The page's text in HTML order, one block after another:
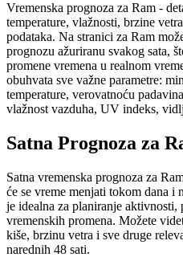
Vremenska prognoza za Ram -
temperature, vlažnosti, brzine
podataka. Na stranici za Ram
prognozu ažuriranu svakog sata,
promene vremena u realnom
obuhvata sve važne parametre:
temperature, verovatnoću
vlažnost vazduha, UV indeks,
Satna Prognoza za
Satna vremenska prognoza za
će se vreme menjati tokom dana i
je idealna za planiranje aktivnosti,
vremenskih promena. Možete
kiše, brzinu vetra i sve druge
narednih 48 sati.